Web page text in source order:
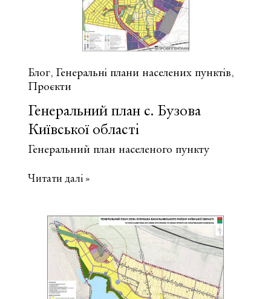
Блог, Генеральні плани населених пунктів,
Проєкти
Генеральний план с. Бузова
Київської області
Генеральний план населеного пункту
Генеральний
Бузова
Київської
Читати далі »